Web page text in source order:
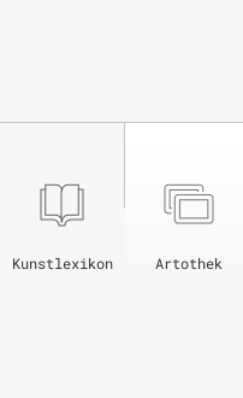
Artothek
Kunstlexikon